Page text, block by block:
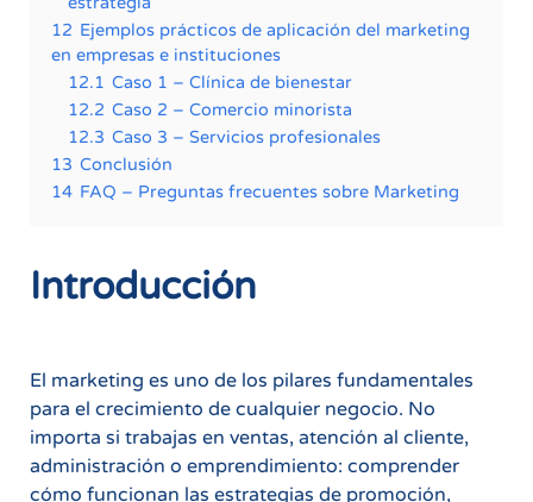
12 Ejemplos prácticos de aplicación del marketing
en empresas e instituciones
12.1 Caso 1 – Clínica de bienestar
12.2 Caso 2 – Comercio minorista
12.3 Caso 3 – Servicios profesionales
13 Conclusión
14 FAQ – Preguntas frecuentes sobre Marketing
Introducción
El marketing es uno de los pilares fundamentales
para el crecimiento de cualquier negocio. No
importa si trabajas en ventas, atención al cliente,
administración o emprendimiento: comprender
cómo funcionan las estrategias de promoción,